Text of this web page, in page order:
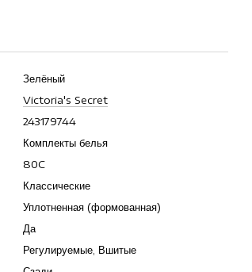
Зелёный
Victoria's Secret
243179744
Комплекты белья
80C
Классические
Уплотненная (формованная)
Да
Регулируемые, Вшитые